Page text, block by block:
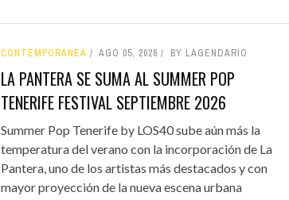
CONTEMPORÁNEA AGO 05, 2026 BY LAGENDARIO
LA PANTERA SE SUMA AL SUMMER POP
TENERIFE FESTIVAL SEPTIEMBRE 2026
Summer Pop Tenerife by LOS40 sube aún más la
temperatura del verano con la incorporación de La
Pantera, uno de los artistas más destacados y con
mayor proyección de la nueva escena urbana